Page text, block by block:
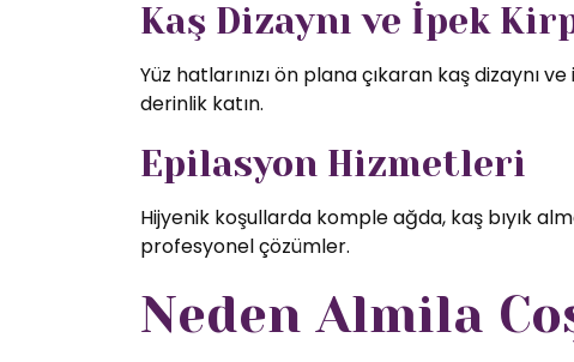
Kaş Dizaynı ve İpek
Yüz hatlarınızı ön plana çıkaran kaş dizaynı
derinlik katın.
Epilasyon Hizmetleri
Hijyenik koşullarda komple ağda, kaş bıyık
profesyonel çözümler.
Neden Almila